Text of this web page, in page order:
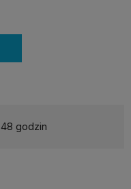
48 godzin